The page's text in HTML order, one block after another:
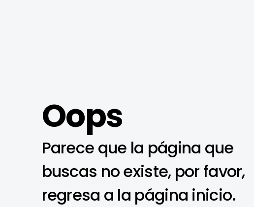
Oops
Parece que la página que
buscas no existe, por favor,
regresa a la página inicio.